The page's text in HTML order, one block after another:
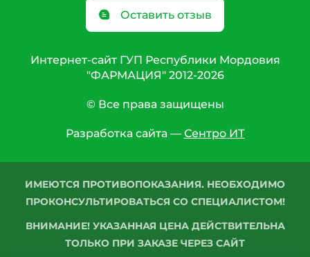
Оставить отзыв
Интернет-сайт ГУП Республики Мордовия
"ФАРМАЦИЯ" 2012-2026
© Все права защищены
Разработка сайта — Сентро ИТ
ИМЕЮТСЯ ПРОТИВОПОКАЗАНИЯ. НЕОБХОДИМО
ПРОКОНСУЛЬТИРОВАТЬСЯ СО СПЕЦИАЛИСТОМ!
ВНИМАНИЕ! УКАЗАННАЯ ЦЕНА ДЕЙСТВИТЕЛЬНА
ТОЛЬКО ПРИ ЗАКАЗЕ ЧЕРЕЗ САЙТ